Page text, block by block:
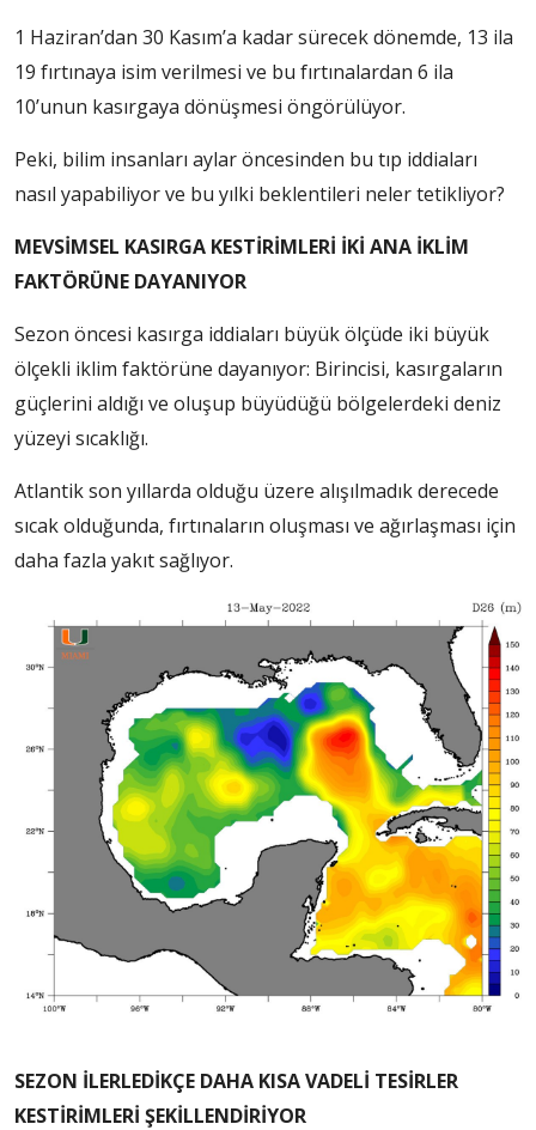
1 Haziran’dan 30 Kasım’a kadar sürecek dönemde, 13 ila
19 fırtınaya isim verilmesi ve bu fırtınalardan 6 ila
10’unun kasırgaya dönüşmesi öngörülüyor.
Peki, bilim insanları aylar öncesinden bu tıp iddiaları
nasıl yapabiliyor ve bu yılki beklentileri neler tetikliyor?
MEVSİMSEL KASIRGA KESTİRİMLERİ İKİ ANA İKLİM
FAKTÖRÜNE DAYANIYOR
Sezon öncesi kasırga iddiaları büyük ölçüde iki büyük
ölçekli iklim faktörüne dayanıyor: Birincisi, kasırgaların
güçlerini aldığı ve oluşup büyüdüğü bölgelerdeki deniz
yüzeyi sıcaklığı.
Atlantik son yıllarda olduğu üzere alışılmadık derecede
sıcak olduğunda, fırtınaların oluşması ve ağırlaşması için
daha fazla yakıt sağlıyor.
SEZON İLERLEDİKÇE DAHA KISA VADELİ TESİRLER
KESTİRİMLERİ ŞEKİLLENDİRİYOR